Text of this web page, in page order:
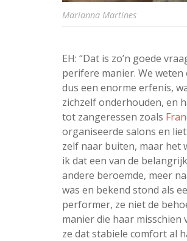
Marianna Martines
EH: “Dat is zo’n goede
perifere manier. We
dus een enorme erfenis,
zichzelf onderhouden, en
tot zangeressen zoals
organiseerde salons en
zelf naar buiten, maar het
ik dat een van de
andere beroemde, meer
was en bekend stond als
performer, ze niet de
manier die haar
ze dat stabiele comfort al